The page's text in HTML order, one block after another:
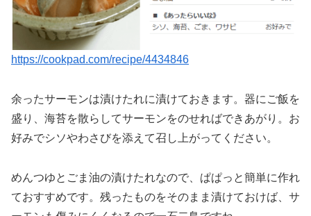
https://cookpad.com/recipe/4434846
余ったサーモンは漬けたれに漬けておきます。器にご飯を
盛り、海苔を散らしてサーモンをのせればできあがり。お
好みでシソやわさびを添えて召し上がってください。
めんつゆとごま油の漬けたれなので、ぱぱっと簡単に作れ
ておすすめです。残ったものをそのまま漬けておけば、サ